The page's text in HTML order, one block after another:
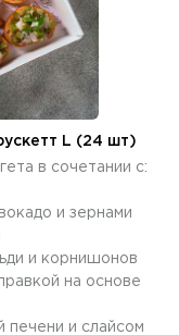
L (24 шт)
в сочетании с:
и зернами
и корнишонов
на основе
и слайсом